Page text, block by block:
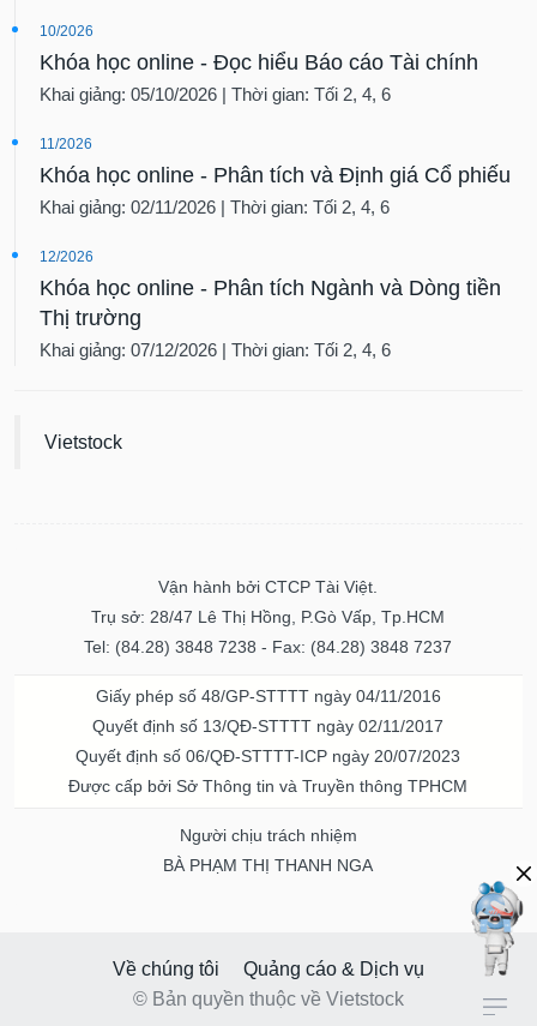
10/2026
Khóa học online - Đọc hiểu Báo cáo Tài chính
Khai giảng: 05/10/2026 | Thời gian: Tối 2, 4, 6
11/2026
Khóa học online - Phân tích và Định giá Cổ phiếu
Khai giảng: 02/11/2026 | Thời gian: Tối 2, 4, 6
12/2026
Khóa học online - Phân tích Ngành và Dòng tiền
Thị trường
Khai giảng: 07/12/2026 | Thời gian: Tối 2, 4, 6
Vietstock
Vận hành bởi CTCP Tài Việt.
Trụ sở: 28/47 Lê Thị Hồng, P.Gò Vấp, Tp.HCM
Tel: (84.28) 3848 7238 - Fax: (84.28) 3848 7237
Giấy phép số 48/GP-STTTT ngày 04/11/2016
Quyết định số 13/QĐ-STTTT ngày 02/11/2017
Quyết định số 06/QĐ-STTTT-ICP ngày 20/07/2023
Được cấp bởi Sở Thông tin và Truyền thông TPHCM
Người chịu trách nhiệm
BÀ PHẠM THỊ THANH NGA
Về chúng tôi
Quảng cáo & Dịch vụ
© Bản quyền thuộc về Vietstock